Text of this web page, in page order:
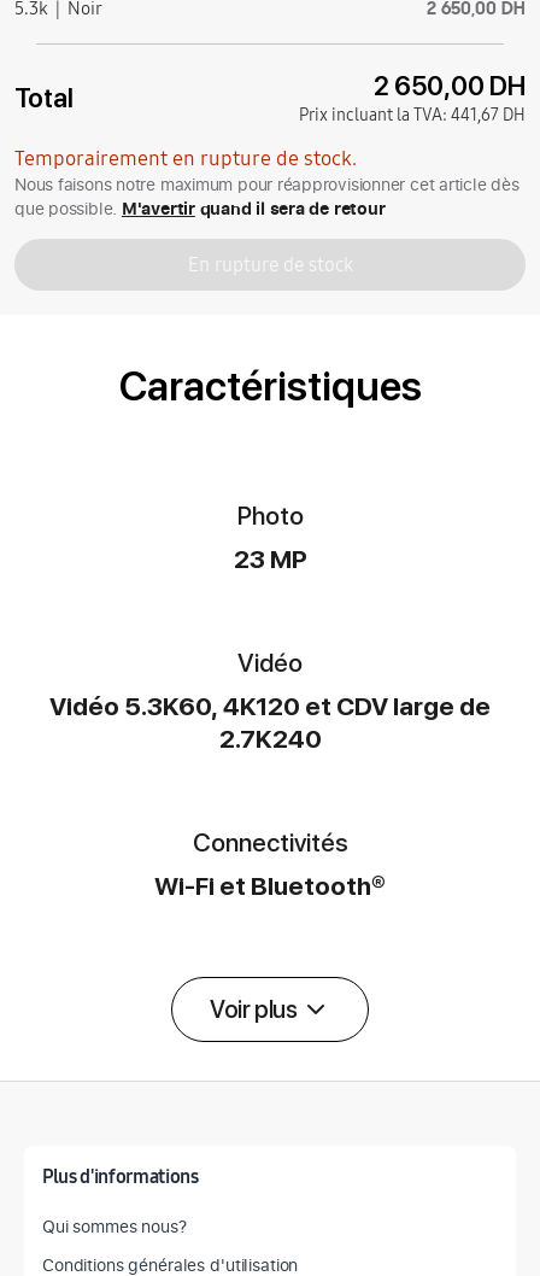
5.3k Noir 2 650,00 DH
Total 2 650,00 DH
Prix incluant la TVA: 441,67 DH
Temporairement en rupture de stock.
Nous faisons notre maximum pour réapprovisionner cet article dès
que possible. M'avertirquand il sera de retour
En rupture de stock
Caractéristiques
Photo
23 MP
Vidéo
Vidéo 5.3K60, 4K120 et CDV large de
2.7K240
Connectivités
Wi-Fi et Bluetooth®
Voir plus
Plus d'informations
Qui sommes nous?
Conditions générales d'utilisation